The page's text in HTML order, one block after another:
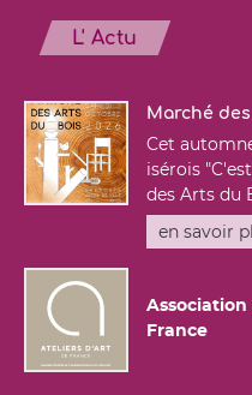
L' Actu
Marché
Cet
isérois
des Arts du
en savoir
France